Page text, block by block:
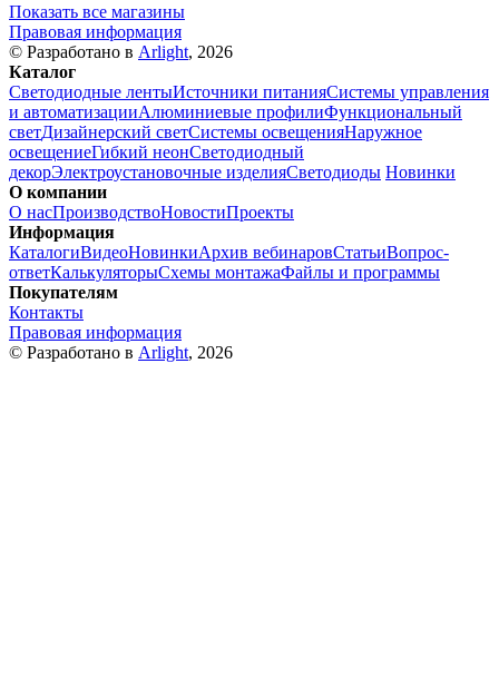
Показать все магазины
Правовая информация
© Разработано в Arlight, 2026
Каталог
Светодиодные лентыИсточники питанияСистемы управления
и автоматизацииАлюминиевые профилиФункциональный
светДизайнерский светСистемы освещенияНаружное
освещениеГибкий неонСветодиодный
декорЭлектроустановочные изделияСветодиоды Новинки
О компании
О насПроизводствоНовостиПроекты
Информация
КаталогиВидеоНовинкиАрхив вебинаровСтатьиВопрос-
ответКалькуляторыСхемы монтажаФайлы и программы
Покупателям
Контакты
Правовая информация
© Разработано в Arlight, 2026